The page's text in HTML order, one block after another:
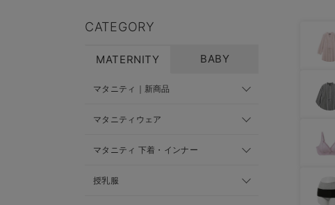
CATEGORY
MATERNITY BABY
マタニティ｜新商品
マタニティウェア
マタニティ 下着・インナー
授乳服